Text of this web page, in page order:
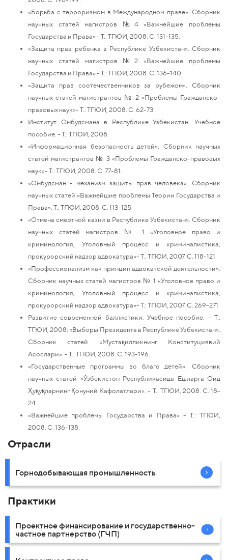
«Борьба с терроризмом в Международном праве». Сборник
научных статей магистров №4 «Важнейшие проблемы
Государства и Права» - Т.: ТГЮИ, 2008. С. 131-135.
«Защита прав ребенка в Республике Узбекистан». Сборник
научных статей магистров №2 «Важнейшие проблемы
Государства и Права» - Т.: ТГЮИ, 2008. С. 136-140.
«Защита прав соотечественников за рубежом». Сборник
научных статей магистрантов № 2 «Проблемы Гражданско-
правовых наук»- Т.: ТГЮИ, 2008. С. 62-73.
Институт Омбудсмана в Республике Узбекистан. Учебное
пособие. - Т.: ТГЮИ, 2008.
«Информационная безопасность детей». Сборник научных
статей магистрантов № 3 «Проблемы Гражданско-правовых
наук»- Т.: ТГЮИ, 2008. С. 77-81.
«Омбудсман - механизм защиты прав человека». Сборник
научных статей «Важнейшие проблемы Теории Государства и
Права». Т.: ТГЮИ, 2008. С. 113-125.
«Отмена смертной казни в Республике Узбекистан». Сборник
научных статей магистров № 1 «Уголовное право и
криминология, Уголовный процесс и криминалистика,
прокурорский надзор адвокатура»- Т.: ТГЮИ, 2007. С. 118-121.
«Профессионализм как принцип адвокатской деятельности».
Сборник научных статей магистров № 1 «Уголовное право и
криминология, Уголовный процесс и криминалистика,
прокурорский надзор адвокатура»- Т.: ТГЮИ, 2007. С. 269-271.
Развитие современной баллистики. Учебное пособие. - Т.:
ТГЮИ, 2008; «Выборы Президента в Республике Узбекистан».
Сборник статей «Мустақилликнинг Конституциявий
Асослари». - Т.: ТГЮИ, 2008. С. 193-196.
«Государственные программы во благо детей». Сборник
научных статей «Ўзбекистон Республикасида Ёшларга Оид
Ҳуқуқларнинг Қонуний Кафолатлари». - Т.: ТГЮИ, 2008. С. 18-
24.
«Важнейшие проблемы Государства и Права» - Т.: ТГЮИ,
2008. С. 136-138.
Отрасли
Горнодобывающая промышленность
Практики
Проектное финансирование и государственно-
частное партнерство (ГЧП)